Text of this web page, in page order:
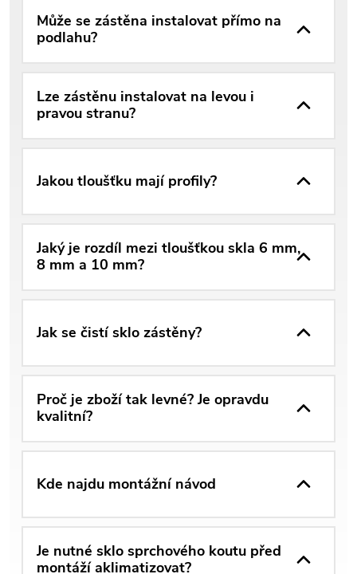
Může se zástěna instalovat přímo na
podlahu?
Lze zástěnu instalovat na levou i
pravou stranu?
Jakou tloušťku mají profily?
Jaký je rozdíl mezi tloušťkou skla 6 mm,
8 mm a 10 mm?
Jak se čistí sklo zástěny?
Proč je zboží tak levné? Je opravdu
kvalitní?
Kde najdu montážní návod
Je nutné sklo sprchového koutu před
montáží aklimatizovat?